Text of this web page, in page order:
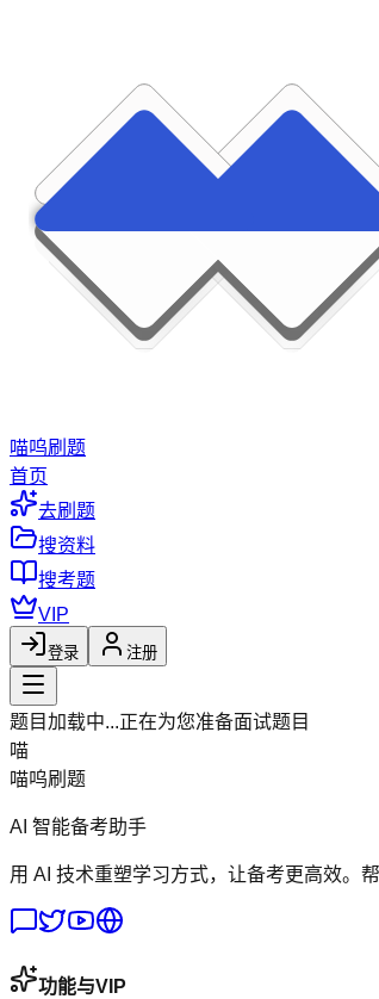
喵呜刷题
首页
去刷题
搜资料
搜考题
VIP
登录 注册
题目加载中...正在为您准备面试题目
喵
喵呜刷题
AI 智能备考助手
用 AI 技术重塑学习方式，让备考更高效。
功能与VIP